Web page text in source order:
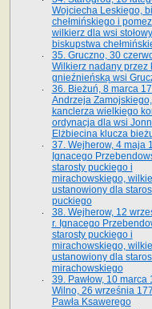
Wojciecha Leskiego,
chełmińskiego i
wilkierz dla wsi
biskupstwa
35. Gruczno, 30
Wilkierz nadany przez
gnieźnieńską wsi
36. Bieżuń, 8 marca
Andrzeja Zamojskiego,
kanclerza wielkiego
ordynacja dla wsi
Elżbiecina klucza
37. Wejherow, 4 maja
Ignacego
starosty puckiego i
mirachowskiego,
ustanowiony dla
puckiego
38. Wejherow, 12
r. Ignacego
starosty puckiego i
mirachowskiego,
ustanowiony dla
mirachowskiego
39. Pawłow, 10 marca
Wilno, 26 września
Pawła Ksawerego